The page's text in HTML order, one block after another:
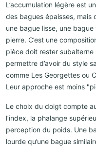
L’accumulation légère est
des bagues épaisses, mais
une bague lisse, une
pierre. C’est une
pièce doit rester
permettre d’avoir du style
comme Les Georgettes ou
Leur approche est moins
Le choix du doigt compte
l’index, la phalange
perception du poids. Une
lourde qu’une bague